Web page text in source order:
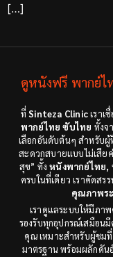
[…]
ดูหนังฟรี พากย์ไ
ที่Sinteza Clinicเราเ
พากย์ไทย ซับไทย ทั้งจ
เลือกอันดับต้นๆ สำหรับ
สะดวกสบายแบบไม่เสีย
สุข” ทั้งหนังพากย์ไทย,
ครบในที่เดียว เราคัดสรร
คุณภาพร
เราดูแลระบบให้มีภา
รองรับทุกอุปกรณ์เสมือน
คุณ เหมาะสำหรับผู้ชม
มาตรฐาน พร้อมผลักดัน